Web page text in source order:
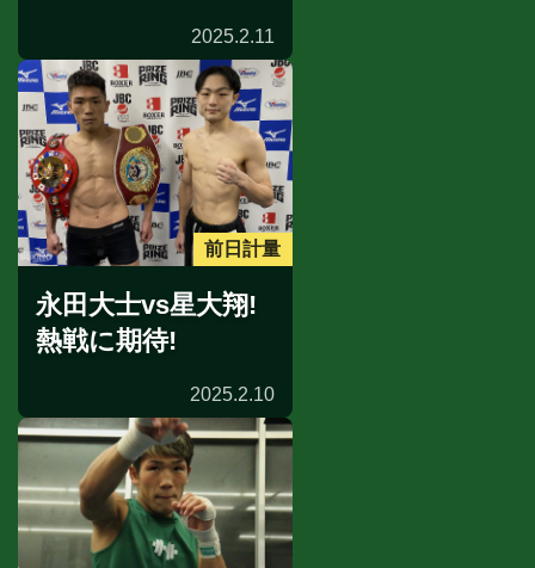
2025.2.11
前日計量
永田大士vs星大翔!
熱戦に期待!
2025.2.10